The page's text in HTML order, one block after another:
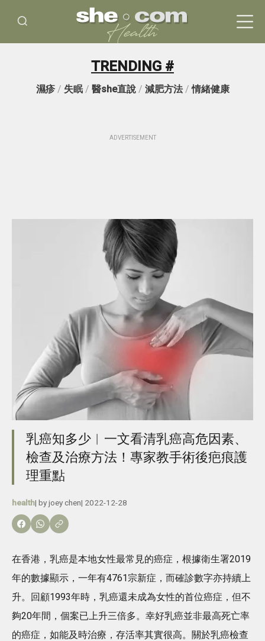
TRENDING #
濕疹/ 失眠/ 醫she直說/ 減肥方法/情緒健康
ADVERTISEMENT
乳癌知多少︳一文看清乳癌高危因素、
檢查及治療方法！專家教手術後疤痕護
理重點
health| byjoey chen| 2022-12-28
在香港，乳癌是本地女性最常見的癌症，根據衛生署2019
年的數據顯示，一年有4761宗新症，而確診數字亦持續上
升。回顧1993年時，乳癌還未成為女性的首位癌症，但不
夠20年間，個案已上升三倍多。幸好乳癌並非最高死亡率
的癌症，如能及時治療，存活率其實很高。關於乳癌檢查